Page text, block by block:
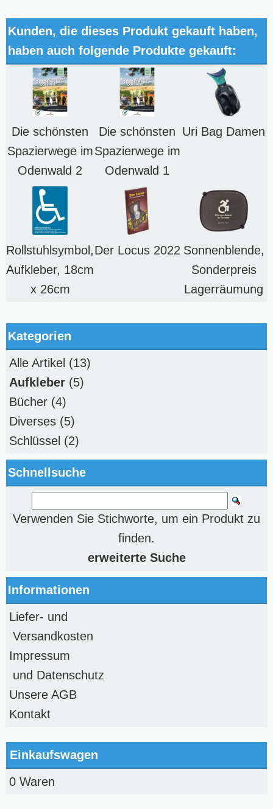
Kunden, die dieses Produkt gekauft haben,
haben auch folgende Produkte gekauft:
Die schönsten
Spazierwege im
Odenwald 2
Die schönsten
Spazierwege im
Odenwald 1
Uri Bag Damen
Rollstuhlsymbol,
Aufkleber, 18cm
x 26cm
Der Locus 2022 Sonnenblende,
Sonderpreis
Lagerräumung
Kategorien
Alle Artikel (13)
Aufkleber (5)
Bücher (4)
Diverses (5)
Schlüssel (2)
Schnellsuche
Verwenden Sie Stichworte, um ein Produkt zu
finden.
erweiterte Suche
Informationen
Liefer- und
Versandkosten
Impressum
und Datenschutz
Unsere AGB
Kontakt
Einkaufswagen
0 Waren